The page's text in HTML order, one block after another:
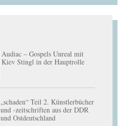
Audiac – Gospels Unreal mit
Kiev Stingl in der Hauptrolle
„schaden“ Teil 2. Künstlerbücher
und -zeitschriften aus der DDR
und Ostdeutschland